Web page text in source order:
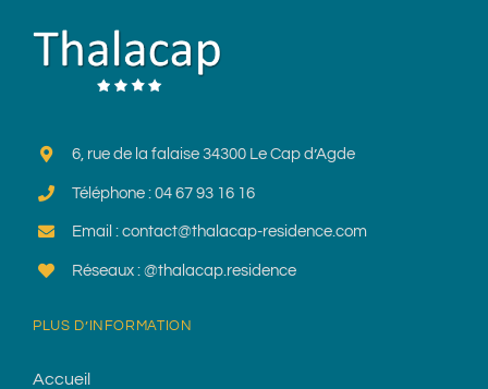
6, rue de la falaise 34300 Le Cap d’Agde
Téléphone : 04 67 93 16 16
Email : contact@thalacap-residence.com
Réseaux : @thalacap.residence
PLUS D’INFORMATION
Accueil